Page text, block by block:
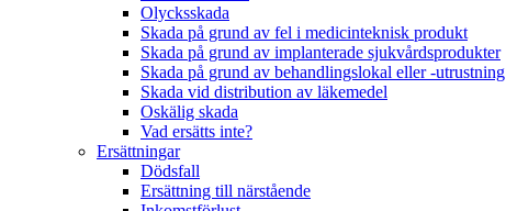
Olycksskada
Skada på grund av fel i medicinteknisk produkt
Skada på grund av implanterade sjukvårdsprodukter
Skada på grund av behandlingslokal eller -utrustning
Skada vid distribution av läkemedel
Oskälig skada
Vad ersätts inte?
Ersättningar
Dödsfall
Ersättning till närstående